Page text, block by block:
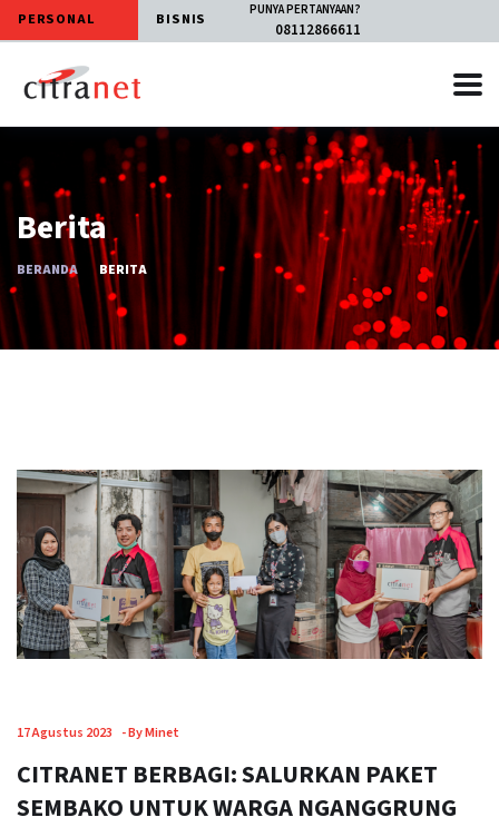
PERSONAL BISNIS PUNYA PERTANYAAN?
08112866611
Berita
BERANDA BERITA
17 Agustus 2023 -By Minet
CITRANET BERBAGI: SALURKAN PAKET
SEMBAKO UNTUK WARGA NGANGGRUNG